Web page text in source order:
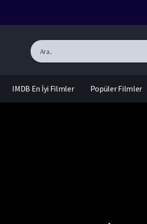
IMDB En İyi Filmler Popüler Filmler